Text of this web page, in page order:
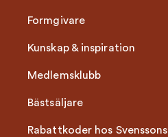
Formgivare
Kunskap & inspiration
Medlemsklubb
Bästsäljare
Rabattkoder hos Svenssons